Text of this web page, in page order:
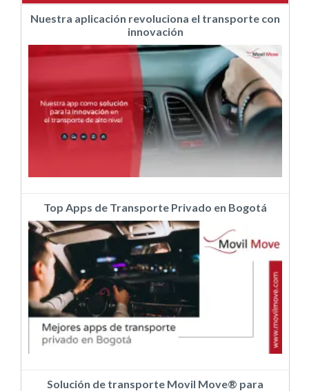
Nuestra aplicación revoluciona el transporte con
innovación
Top Apps de Transporte Privado en Bogotá
Solución de transporte Movil Move® para